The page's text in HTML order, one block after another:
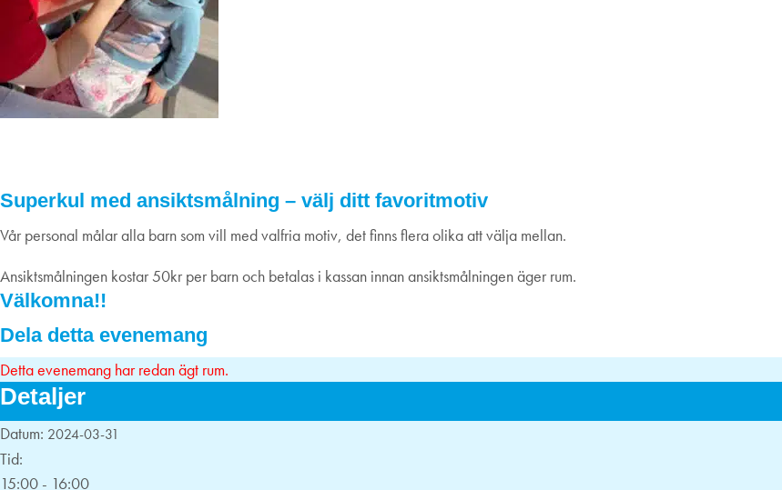
Superkul med ansiktsmålning – välj ditt favoritmotiv
Vår personal målar alla barn som vill med valfria motiv, det finns flera olika att välja mellan.
Ansiktsmålningen kostar 50kr per barn och betalas i kassan innan ansiktsmålningen äger rum.
Välkomna!!
Dela detta evenemang
Detta evenemang har redan ägt rum.
Detaljer
Datum: 2024-03-31
Tid:
15:00 - 16:00